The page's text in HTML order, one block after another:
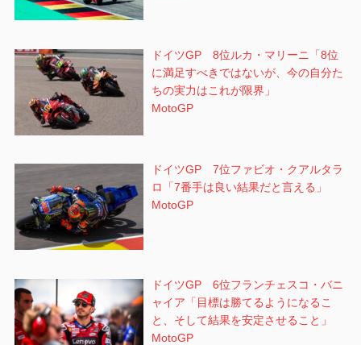
ドイツGP 8位ルカ・マリーニ「8位
に満足すべきではないが、今の自分た
ちの実力はこれが限界」
MotoGP
ドイツGP 7位ファビオ・クアルタラ
ロ「7番手は良い結果だと言える」
MotoGP
ドイツGP 6位フランチェスコ・バニ
ャイア「目標は勝てるようになるこ
と、そして結果を安定させること」
MotoGP